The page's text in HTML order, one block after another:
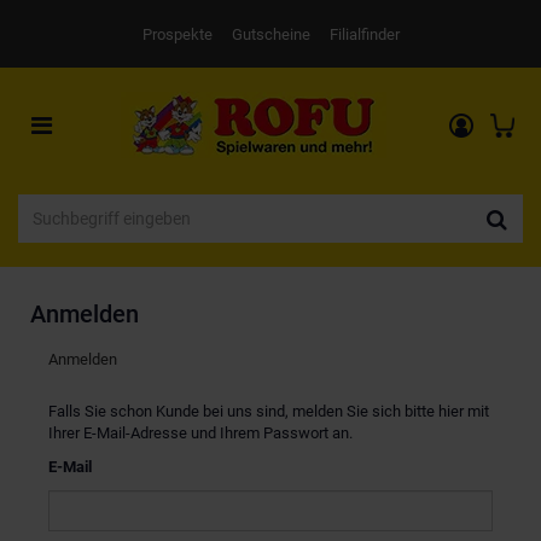
Prospekte Gutscheine Filialfinder
Toggle
navigation
Anmelden
Anmelden
Falls Sie schon Kunde bei uns sind, melden Sie sich bitte hier mit
Ihrer E-Mail-Adresse und Ihrem Passwort an.
E-Mail